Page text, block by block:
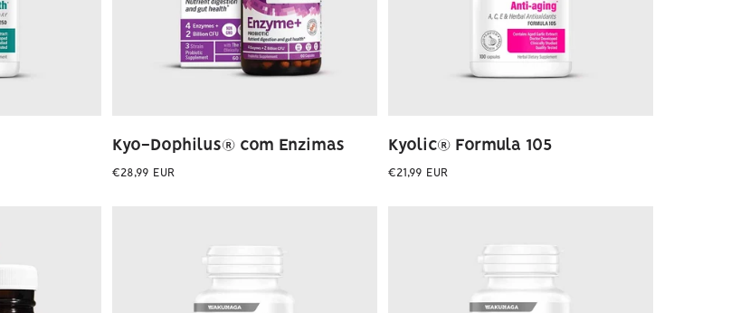
Kyo-Dophilus® com Enzimas
Preço
€28,99 EUR
Kyolic® Formula 105
Preço
€21,99 EUR